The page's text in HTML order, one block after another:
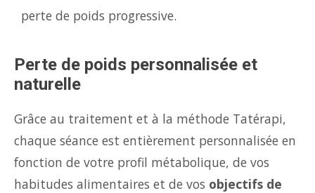
perte de poids progressive.
Perte de poids personnalisée et
naturelle
Grâce au traitement et à la méthode Tatérapi,
chaque séance est entièrement personnalisée en
fonction de votre profil métabolique, de vos
habitudes alimentaires et de vos objectifs de